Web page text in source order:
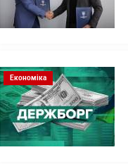
Економіка